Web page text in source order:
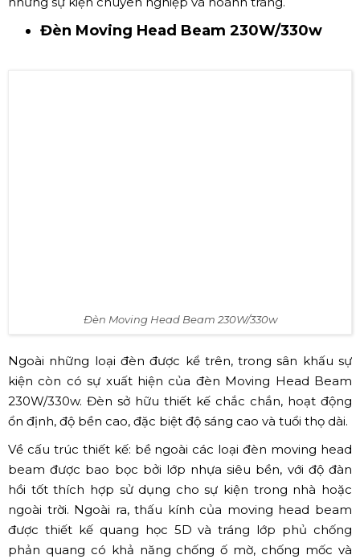
Bàn điều khiển Tiger Touch là dòng thiết bị điều khiển
ánh sáng cao cấp nhất hiện nay với khả năng điều khiển
Đèn Moving Head Beam 230W/330w